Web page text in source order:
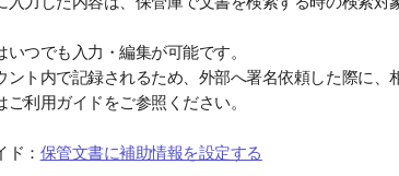
いつでも入力・編集が可能です。
ント内で記録されるため、外部へ署名依頼した際に、
ご利用ガイドをご参照ください。
ド： 保管文書に補助情報を設定する